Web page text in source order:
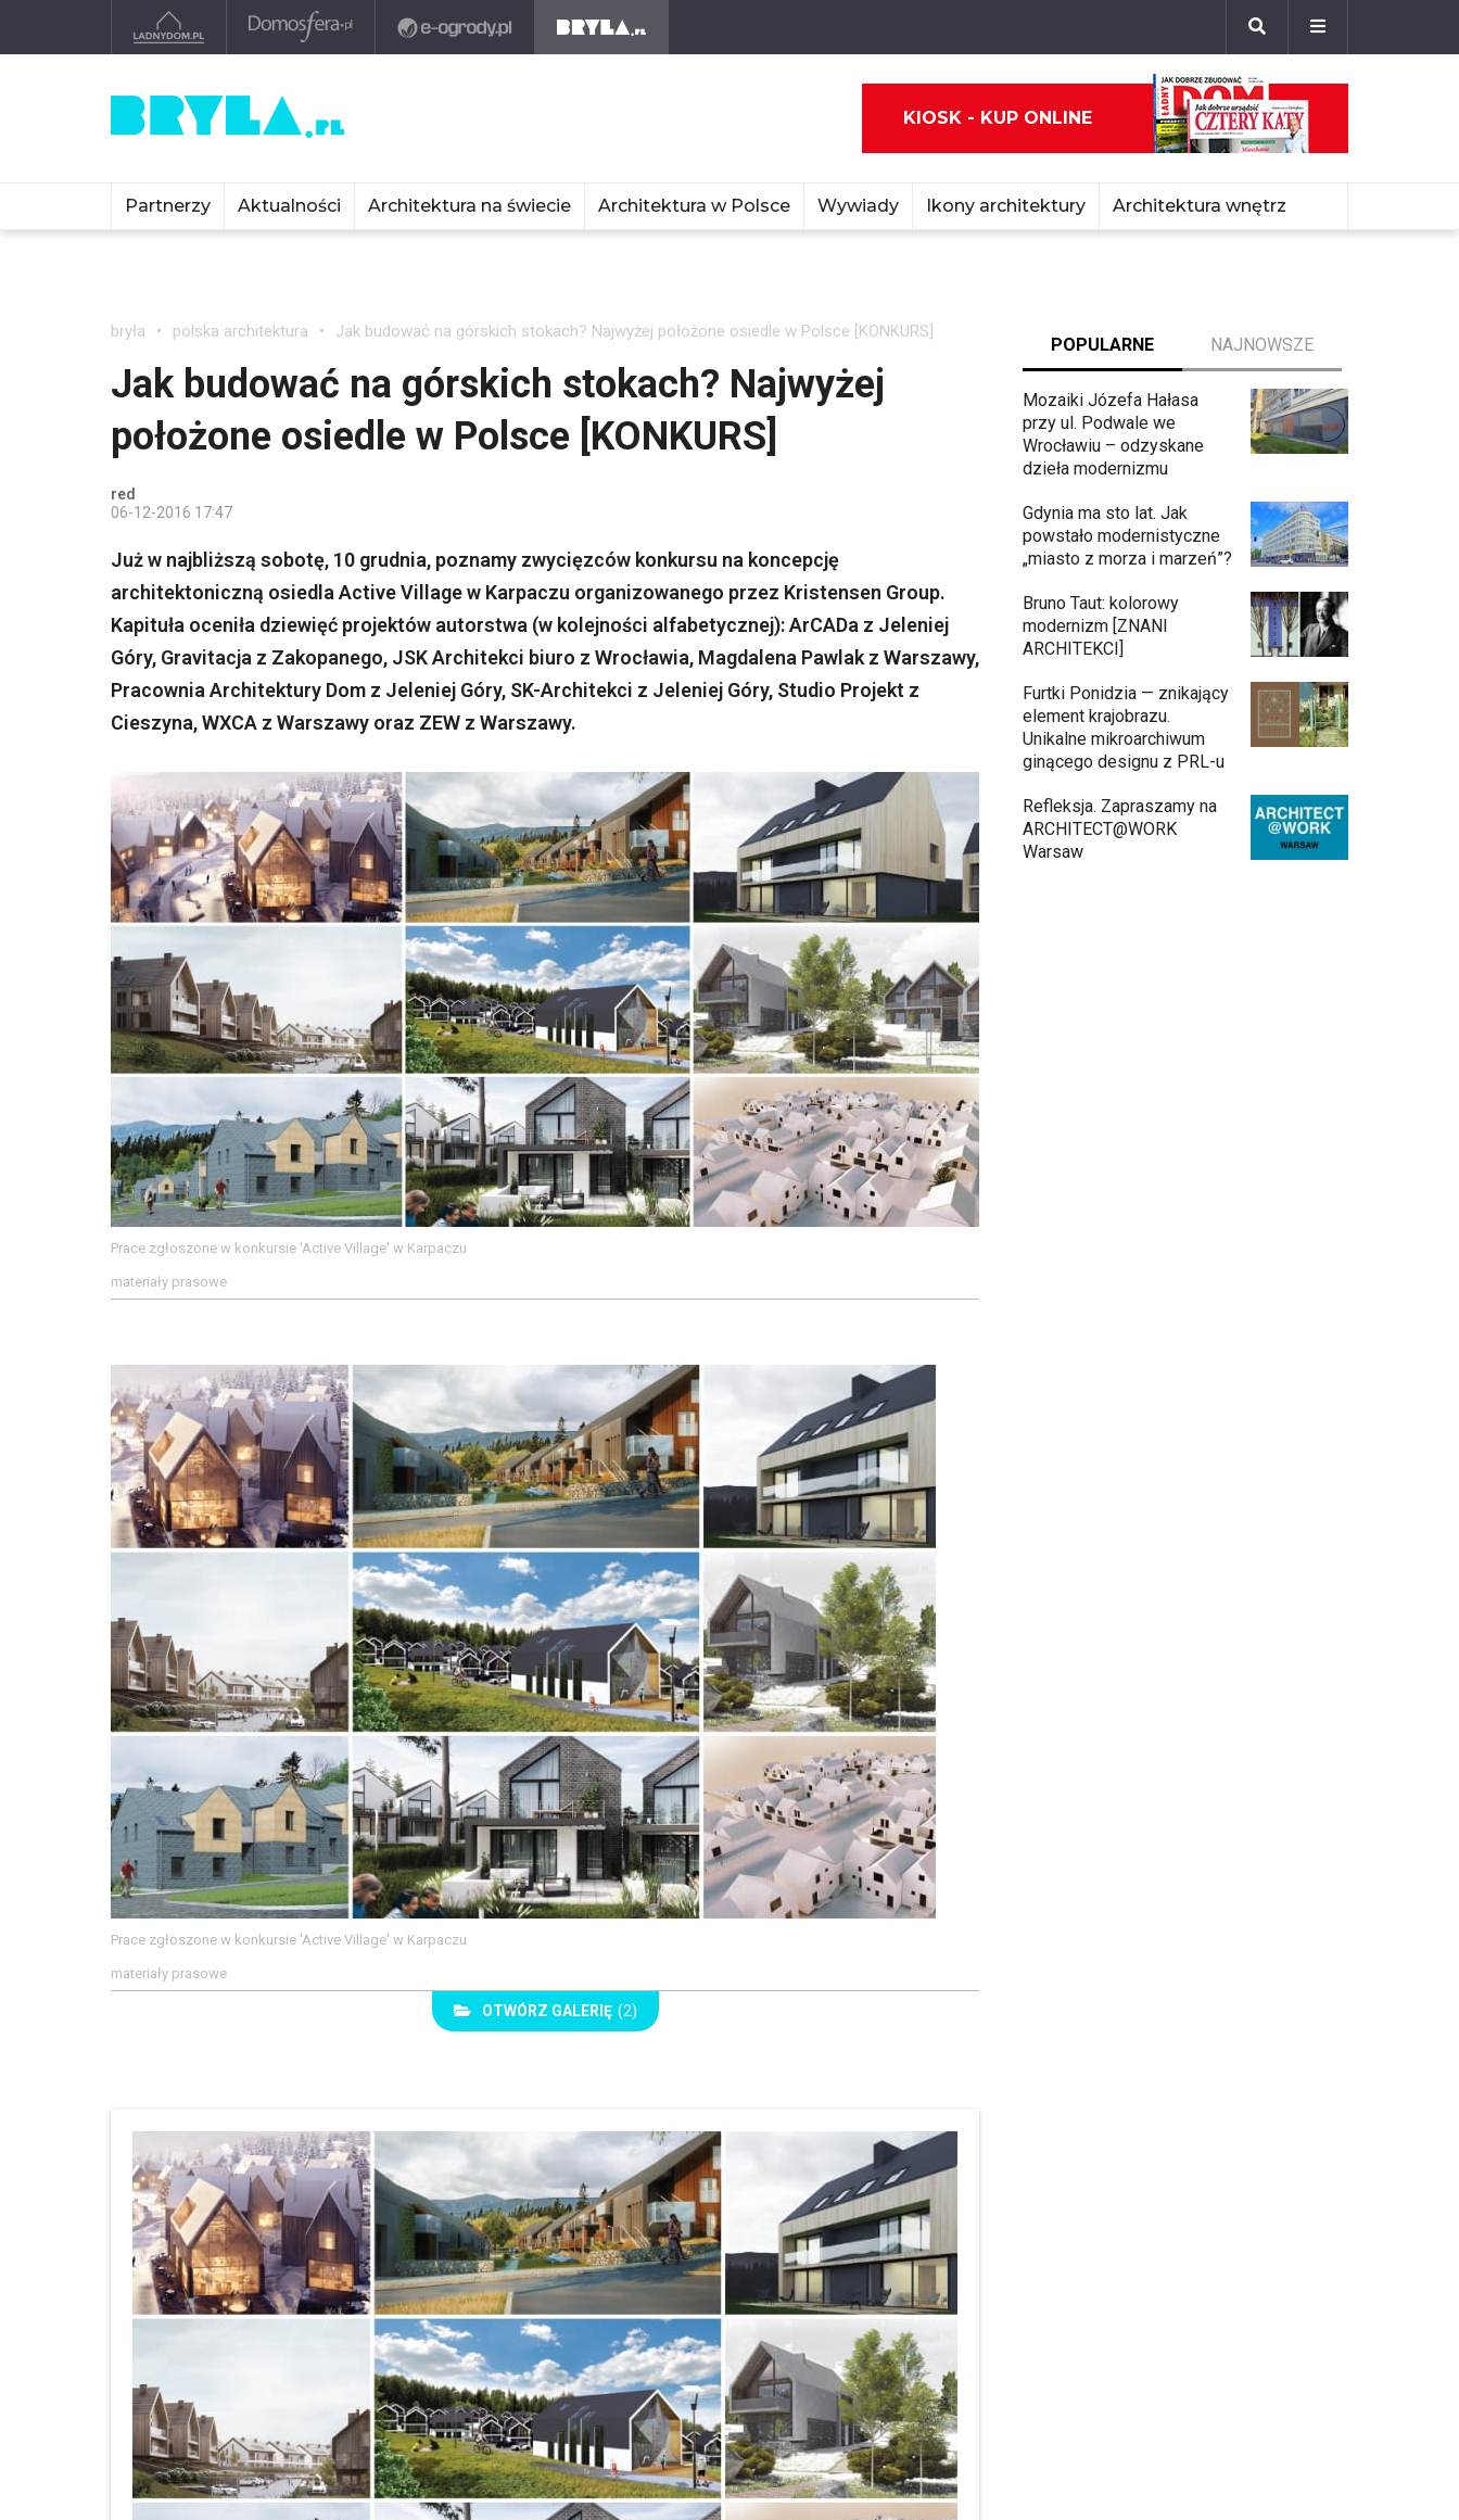
KIOSK - KUP ONLINE
Partnerzy Aktualności Architektura na świecie Architektura w Polsce Wywiady Ikony architektury Architektura wnętrz
bryła polska architektura Jak budować na górskich stokach? Najwyżej położone osiedle w Polsce [KONKURS]
Jak budować na górskich stokach? Najwyżej
położone osiedle w Polsce [KONKURS]
red
06-12-2016 17:47
Już w najbliższą sobotę, 10 grudnia, poznamy zwycięzców konkursu na koncepcję
architektoniczną osiedla Active Village w Karpaczu organizowanego przez Kristensen Group.
Kapituła oceniła dziewięć projektów autorstwa (w kolejności alfabetycznej): ArCADa z Jeleniej
Góry, Gravitacja z Zakopanego, JSK Architekci biuro z Wrocławia, Magdalena Pawlak z Warszawy,
Pracownia Architektury Dom z Jeleniej Góry, SK-Architekci z Jeleniej Góry, Studio Projekt z
Cieszyna, WXCA z Warszawy oraz ZEW z Warszawy.
Prace zgłoszone w konkursie 'Active Village' w Karpaczu
materiały prasowe
Prace zgłoszone w konkursie 'Active Village' w Karpaczu
materiały prasowe
OTWÓRZ GALERIĘ (2)
POPULARNE NAJNOWSZE
Mozaiki Józefa Hałasa
przy ul. Podwale we
Wrocławiu – odzyskane
dzieła modernizmu
Gdynia ma sto lat. Jak
powstało modernistyczne
„miasto z morza i marzeń”?
Bruno Taut: kolorowy
modernizm [ZNANI
ARCHITEKCI]
Furtki Ponidzia — znikający
element krajobrazu.
Unikalne mikroarchiwum
ginącego designu z PRL-u
Refleksja. Zapraszamy na
ARCHITECT@WORK
Warsaw